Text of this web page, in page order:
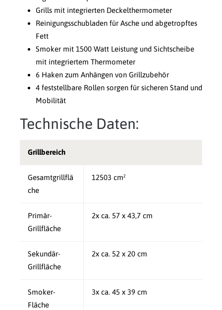
Grills mit integrierten Deckelthermometer
Reinigungsschubladen für Asche und abgetropftes
Fett
Smoker mit 1500 Watt Leistung und Sichtscheibe
mit integriertem Thermometer
6 Haken zum Anhängen von Grillzubehör
4 feststellbare Rollen sorgen für sicheren Stand und
Mobilität
Technische Daten:
Grillbereich
Gesamtgrillflä
che
12503 cm²
Primär-
Grillfläche
2x ca. 57 x 43,7 cm
Sekundär-
Grillfläche
2x ca. 52 x 20 cm
Smoker-
Fläche
3x ca. 45 x 39 cm